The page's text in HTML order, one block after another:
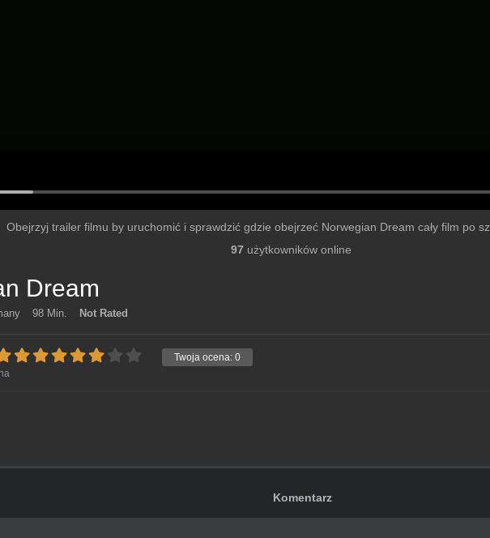
Obejrzyj trailer filmu by uruchomić i sprawdzić gdzie obejrzeć Norwegian Dream cały film po
97 użytkowników online
Dream
98 Min. Not Rated
Twoja ocena: 0
Komentarz